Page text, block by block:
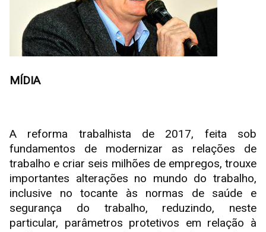
MÍDIA
A reforma trabalhista de 2017, feita sob
fundamentos de modernizar as relações de
trabalho e criar seis milhões de empregos, trouxe
importantes alterações no mundo do trabalho,
inclusive no tocante às normas de saúde e
segurança do trabalho, reduzindo, neste
particular, parâmetros protetivos em relação à